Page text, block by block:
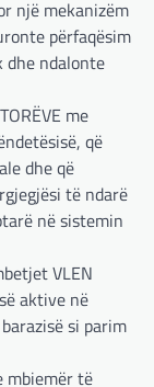
një mekanizëm
përfaqësim
ndalonte
me
që
dhe që
të ndarë
në sistemin
VLEN
aktive në
si parim
mbiemër të
OPINIONE,
mbrojtje
në kulmin e
dhe koha
vazhdojnë…
,SPECIALE
nga